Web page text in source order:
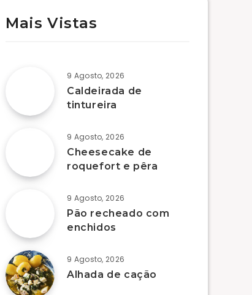
Mais Vistas
9 Agosto, 2026
Caldeirada de
tintureira
9 Agosto, 2026
Cheesecake de
roquefort e pêra
9 Agosto, 2026
Pão recheado com
enchidos
9 Agosto, 2026
Alhada de cação